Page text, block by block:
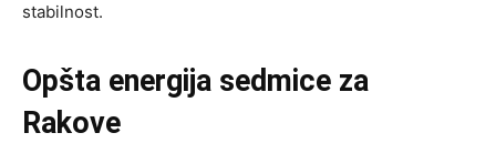
stabilnost.
Opšta energija sedmice za
Rakove